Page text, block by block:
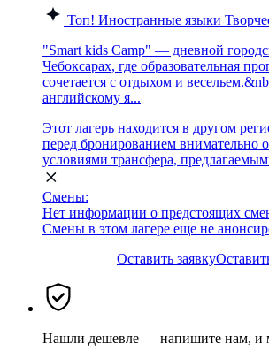
Топ! Иностранные языки
"Smart kids Camp" — дневной
Чебоксарах, где образовательная
сочетается с отдыхом и
английскому я...
Этот лагерь находится в другом
перед бронированием внимательно
условиями трансфера,
Смены:
Нет информации о предстоящих
Смены в этом лагере еще не
Оставить заявку
Нашли дешевле — напишите нам, и